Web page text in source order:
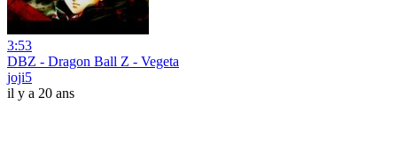
3:53
DBZ - Dragon Ball Z - Vegeta
joji5
il y a 20 ans